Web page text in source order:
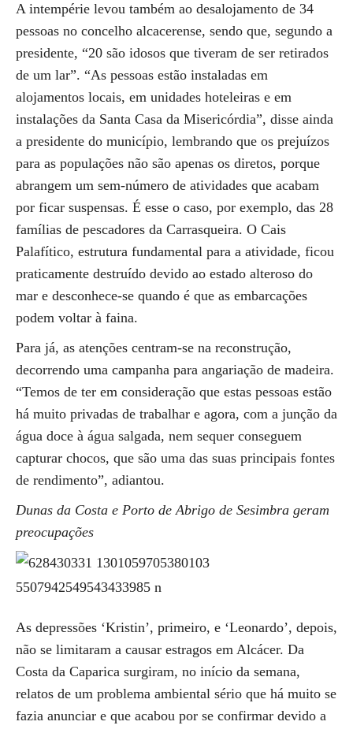
A intempérie levou também ao desalojamento de 34
pessoas no concelho alcacerense, sendo que, segundo a
presidente, “20 são idosos que tiveram de ser retirados
de um lar”. “As pessoas estão instaladas em
alojamentos locais, em unidades hoteleiras e em
instalações da Santa Casa da Misericórdia”, disse ainda
a presidente do município, lembrando que os prejuízos
para as populações não são apenas os diretos, porque
abrangem um sem-número de atividades que acabam
por ficar suspensas. É esse o caso, por exemplo, das 28
famílias de pescadores da Carrasqueira. O Cais
Palafítico, estrutura fundamental para a atividade, ficou
praticamente destruído devido ao estado alteroso do
mar e desconhece-se quando é que as embarcações
podem voltar à faina.
Para já, as atenções centram-se na reconstrução,
decorrendo uma campanha para angariação de madeira.
“Temos de ter em consideração que estas pessoas estão
há muito privadas de trabalhar e agora, com a junção da
água doce à água salgada, nem sequer conseguem
capturar chocos, que são uma das suas principais fontes
de rendimento”, adiantou.
Dunas da Costa e Porto de Abrigo de Sesimbra geram
preocupações
As depressões ‘Kristin’, primeiro, e ‘Leonardo’, depois,
não se limitaram a causar estragos em Alcácer. Da
Costa da Caparica surgiram, no início da semana,
relatos de um problema ambiental sério que há muito se
fazia anunciar e que acabou por se confirmar devido a